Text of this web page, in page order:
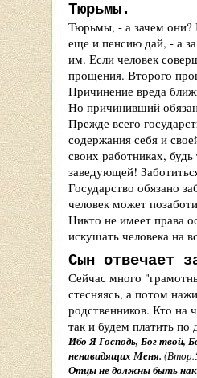
Тюрьмы.
Тюрьмы, - а зачем они?
еще и пенсию дай, - а за
им. Если человек
прощения. Второго
Причинение вреда
Но причинивший
Прежде всего
содержания себя и
своих работниках,
заведующей!
Государство обязано
человек может
Никто не имеет права
искушать человека на
Сын отвечает
Сейчас много
стесняясь, а потом
родственников. Кто на
так и будем платить по
Ибо Я Господь, Бог твой,
ненавидящих Меня.
Отцы не должны быть